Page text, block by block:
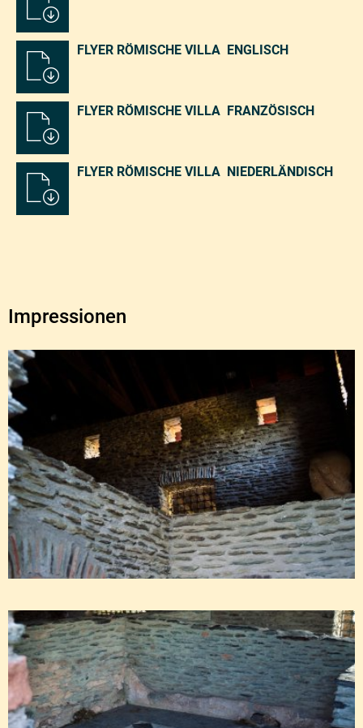
FLYER RÖMISCHE VILLA ENGLISCH
FLYER RÖMISCHE VILLA FRANZÖSISCH
FLYER RÖMISCHE VILLA NIEDERLÄNDISCH
Impressionen